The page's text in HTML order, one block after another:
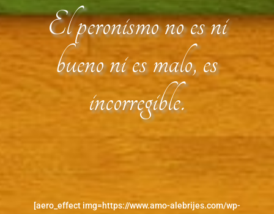
El peronismo no es ni
bueno ni es malo, es
incorregible.
[aero_effect img=https://www.amo-alebrijes.com/wp-